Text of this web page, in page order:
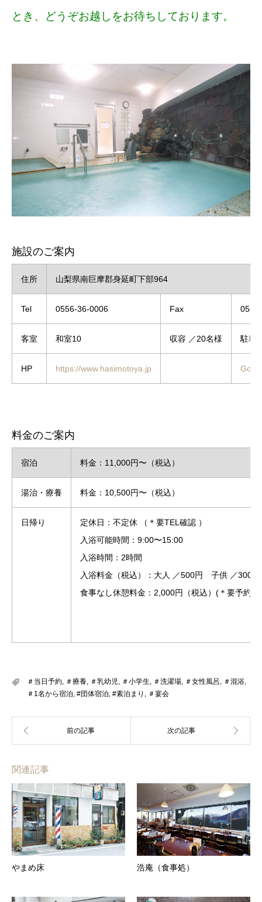
とき、どうぞお越しをお待ちしております。
施設のご案内
住所 山梨県南巨摩郡身延町下部964
Tel 0556-36-0006 Fax
客室 和室10 収容 ／20名様 駐車
HP https://www.hasimotoya.jp
料金のご案内
宿泊 料金：11,000円〜（税込）
湯治・療養 料金：10,500円〜（税込）
日帰り
定休日：不定休 （＊要TEL確認 ）
入浴可能時間：9:00〜15:00
入浴時間：2時間
入浴料金（税込）：大人 ／500円 子供 ／300円
食事なし休憩料金：2,000円（税込）(＊要予約 ）
＃当日予約 ＃療養 ＃乳幼児 ＃小学生 ＃洗濯場 ＃女性風呂 ＃混浴
＃1名から宿泊 #団体宿泊 #素泊まり ＃宴会
関連記事
やまめ床 浩庵（食事処）